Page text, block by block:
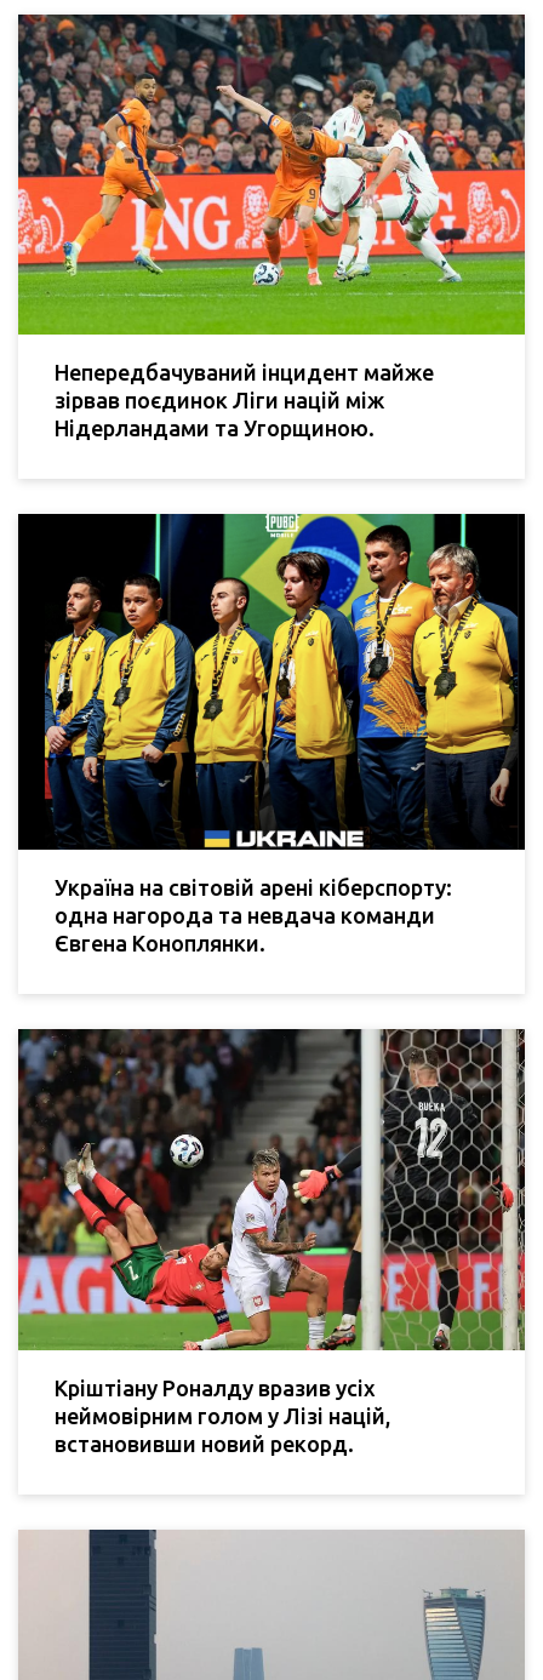
Непередбачуваний інцидент майже
зірвав поєдинок Ліги націй між
Нідерландами та Угорщиною.
Україна на світовій арені кіберспорту:
одна нагорода та невдача команди
Євгена Коноплянки.
Кріштіану Роналду вразив усіх
неймовірним голом у Лізі націй,
встановивши новий рекорд.